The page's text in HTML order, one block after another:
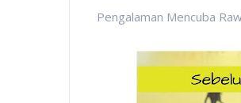
Pengalaman Mencuba